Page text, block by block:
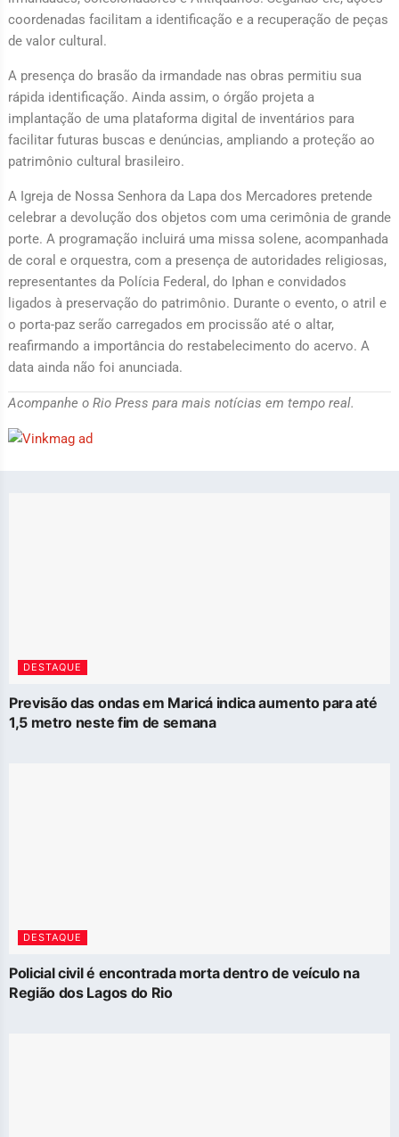
coordenadas facilitam a identificação e a recuperação de peças
de valor cultural.
A presença do brasão da irmandade nas obras permitiu sua
rápida identificação. Ainda assim, o órgão projeta a
implantação de uma plataforma digital de inventários para
facilitar futuras buscas e denúncias, ampliando a proteção ao
patrimônio cultural brasileiro.
A Igreja de Nossa Senhora da Lapa dos Mercadores pretende
celebrar a devolução dos objetos com uma cerimônia de grande
porte. A programação incluirá uma missa solene, acompanhada
de coral e orquestra, com a presença de autoridades religiosas,
representantes da Polícia Federal, do Iphan e convidados
ligados à preservação do patrimônio. Durante o evento, o atril e
o porta-paz serão carregados em procissão até o altar,
reafirmando a importância do restabelecimento do acervo. A
data ainda não foi anunciada.
Acompanhe o Rio Press para mais notícias em tempo real.
DESTAQUE
Previsão das ondas em Maricá indica aumento para até
1,5 metro neste fim de semana
DESTAQUE
Policial civil é encontrada morta dentro de veículo na
Região dos Lagos do Rio